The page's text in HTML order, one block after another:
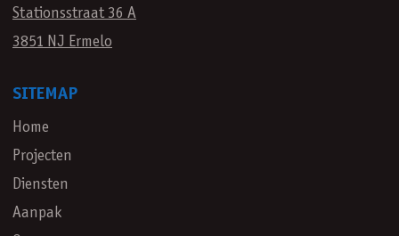
Stationsstraat 36 A
3851 NJ Ermelo
SITEMAP
Home
Projecten
Diensten
Aanpak